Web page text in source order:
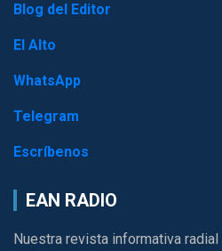
Blog del Editor
El Alto
WhatsApp
Telegram
Escríbenos
EAN RADIO
Nuestra revista informativa radial